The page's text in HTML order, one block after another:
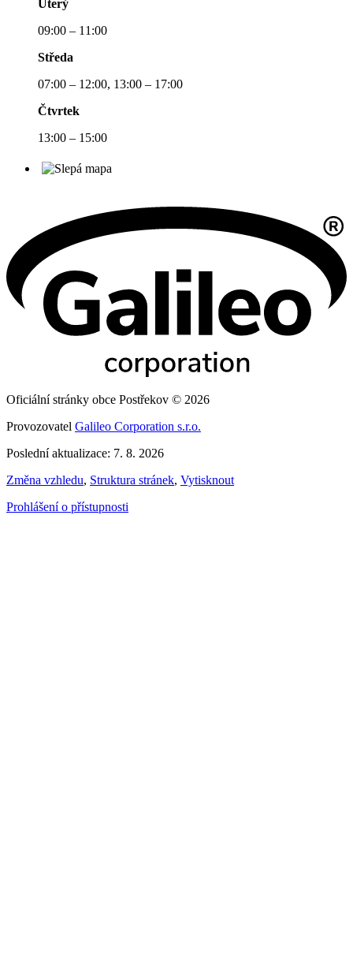
Úterý
09:00 – 11:00
Středa
07:00 – 12:00, 13:00 – 17:00
Čtvrtek
13:00 – 15:00
Oficiální stránky obce Postřekov © 2026
Provozovatel Galileo Corporation s.r.o.
Poslední aktualizace: 7. 8. 2026
Změna vzhledu, Struktura stránek, Vytisknout
Prohlášení o přístupnosti